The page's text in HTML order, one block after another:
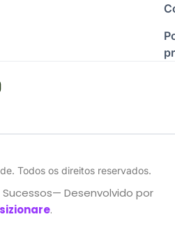
Todos os direitos reservados.
Desenvolvido por
.